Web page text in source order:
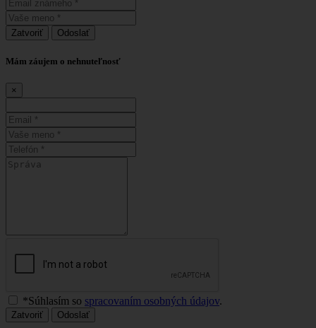
Zatvoriť Odoslať
Mám záujem o nehnuteľnosť
×
*Súhlasím so spracovaním osobných údajov.
Zatvoriť Odoslať